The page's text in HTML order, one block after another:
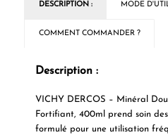
DESCRIPTION : MODE
COMMENT COMMANDER ?
Description :
VICHY DERCOS – Minéral
Fortifiant, 400ml
prend soin
formulé pour une utilisation